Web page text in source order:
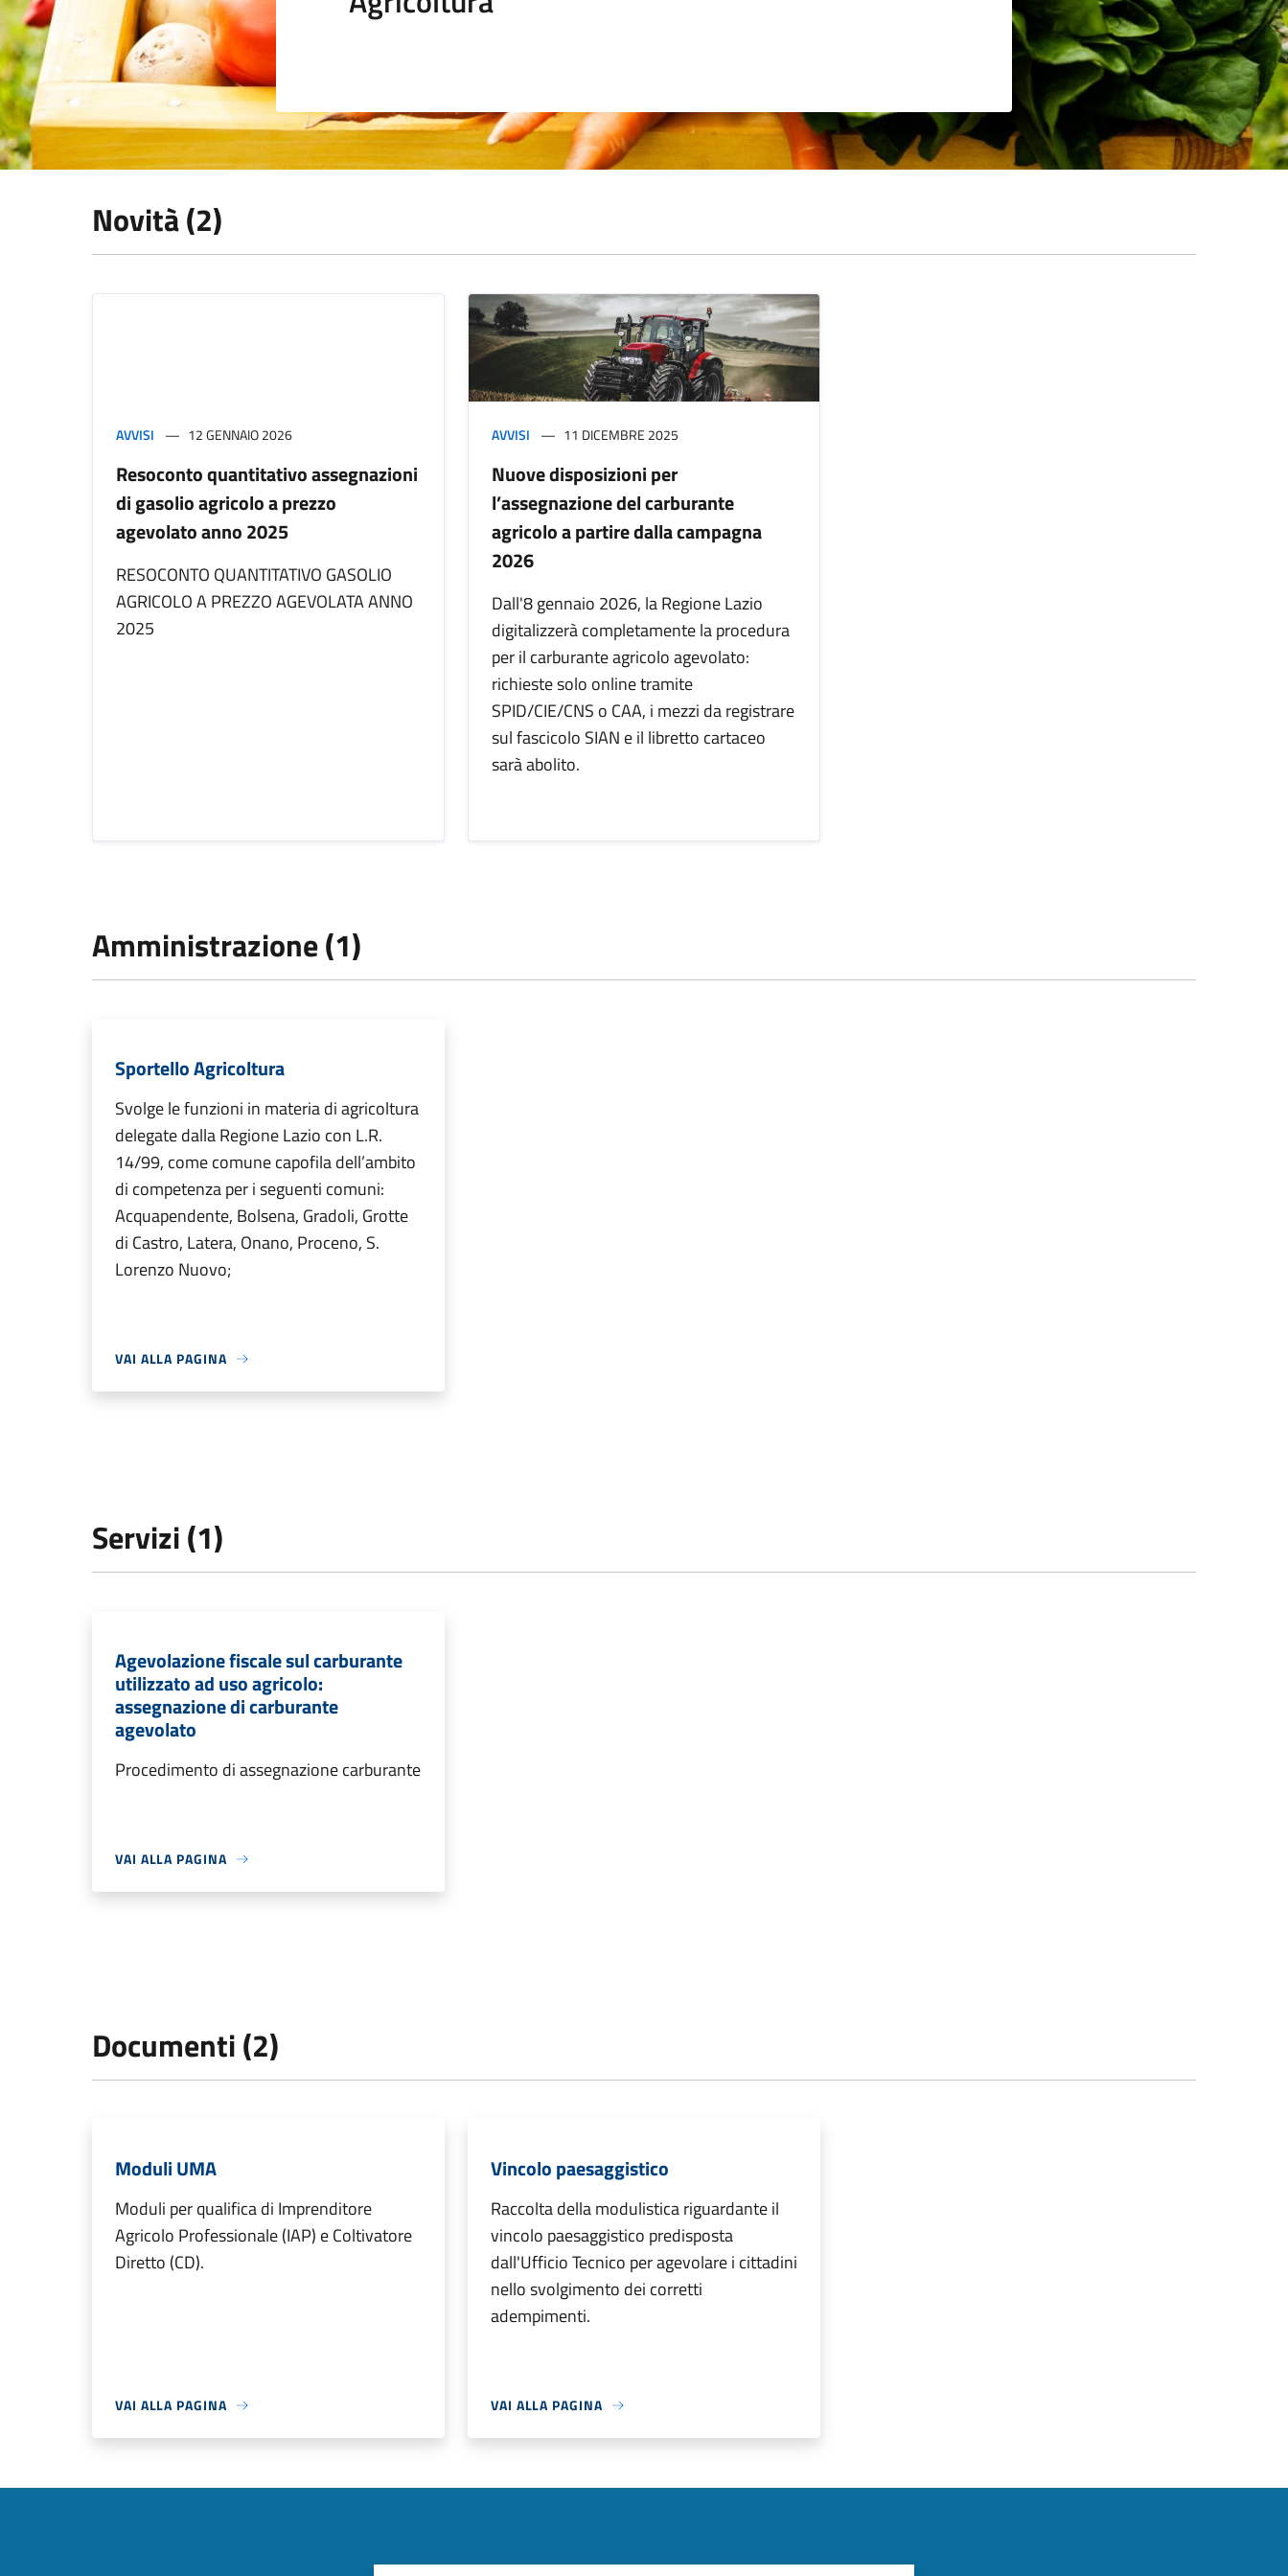
Novità (2)
AVVISI 12 GENNAIO 2026
Resoconto quantitativo assegnazioni
di gasolio agricolo a prezzo
agevolato anno 2025
RESOCONTO QUANTITATIVO GASOLIO
AGRICOLO A PREZZO AGEVOLATA ANNO
2025
AVVISI 11 DICEMBRE 2025
Nuove disposizioni per
l’assegnazione del carburante
agricolo a partire dalla campagna
2026
Dall'8 gennaio 2026, la Regione Lazio
digitalizzerà completamente la procedura
per il carburante agricolo agevolato:
richieste solo online tramite
SPID/CIE/CNS o CAA, i mezzi da registrare
sul fascicolo SIAN e il libretto cartaceo
sarà abolito.
Amministrazione (1)
Sportello Agricoltura
Svolge le funzioni in materia di agricoltura
delegate dalla Regione Lazio con L.R.
14/99, come comune capofila dell’ambito
di competenza per i seguenti comuni:
Acquapendente, Bolsena, Gradoli, Grotte
di Castro, Latera, Onano, Proceno, S.
Lorenzo Nuovo;
VAI ALLA PAGINA
Servizi (1)
Agevolazione fiscale sul carburante
utilizzato ad uso agricolo:
assegnazione di carburante
agevolato
Procedimento di assegnazione carburante
VAI ALLA PAGINA
Documenti (2)
Moduli UMA
Moduli per qualifica di Imprenditore
Agricolo Professionale (IAP) e Coltivatore
Diretto (CD).
VAI ALLA PAGINA
Vincolo paesaggistico
Raccolta della modulistica riguardante il
vincolo paesaggistico predisposta
dall'Ufficio Tecnico per agevolare i cittadini
nello svolgimento dei corretti
adempimenti.
VAI ALLA PAGINA